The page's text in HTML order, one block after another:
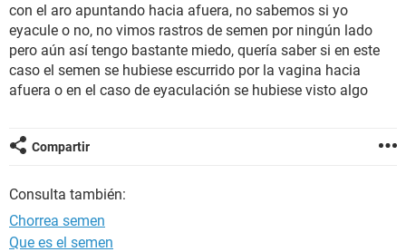
SEXUALIDAD
GLOSARIO
con el aro apuntando hacia afuera, no sabemos si yo
eyacule o no, no vimos rastros de semen por ningún lado
pero aún así tengo bastante miedo, quería saber si en este
caso el semen se hubiese escurrido por la vagina hacia
afuera o en el caso de eyaculación se hubiese visto algo
Compartir
Consulta también:
Chorrea semen
Que es el semen